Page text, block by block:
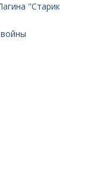
"Старик